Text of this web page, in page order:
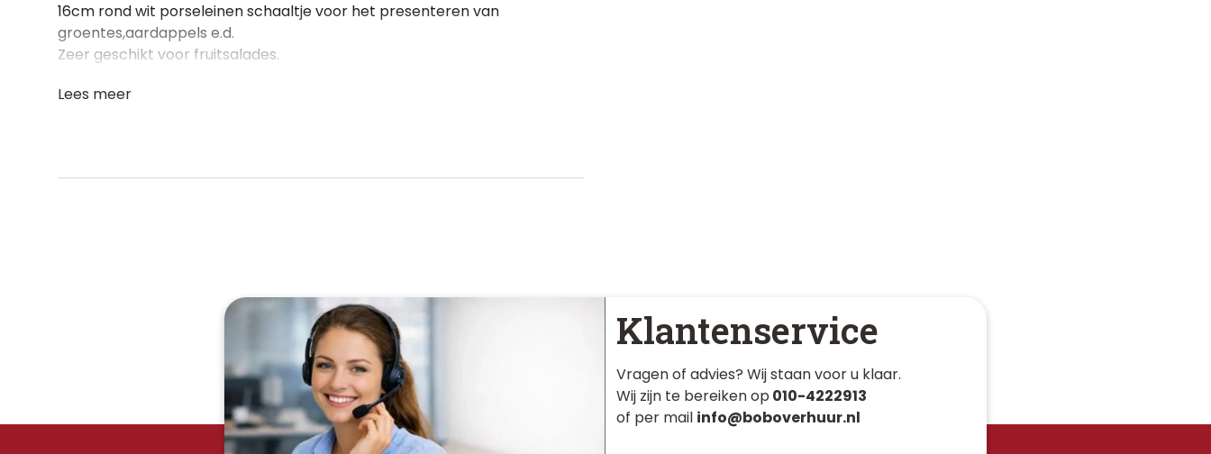
16cm rond wit porseleinen schaaltje voor het presenteren van
groentes,aardappels e.d.
Zeer geschikt voor fruitsalades.
Lees meer
Klantenservice
Vragen of advies? Wij staan voor u klaar.
Wij zijn te bereiken op 010-4222913
of per mail info@boboverhuur.nl